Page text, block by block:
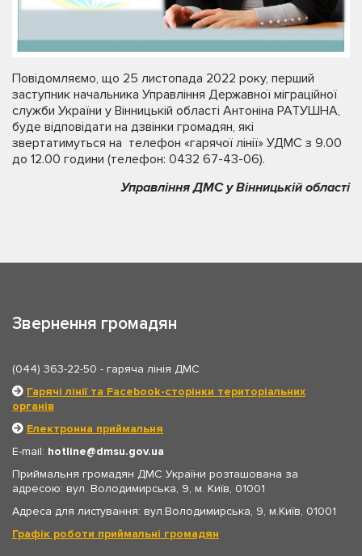
Повідомляємо, що 25 листопада 2022 року, перший
заступник начальника Управління Державної міграційної
служби України у Вінницькій області Антоніна РАТУШНА,
буде відповідати на дзвінки громадян, які
звертатимуться на телефон «гарячої лінії» УДМС з 9.00
до 12.00 години (телефон: 0432 67-43-06).
Управління ДМС у Вінницькій області
Звернення громадян
(044) 363-22-50 - гаряча лінія ДМС
Гарячі лінії та Facebook-сторінки територіальних
органів
Електронна приймальня
E-mail: hotline
dmsu.gov.ua
Приймальня громадян ДМС України розташована за
адресою: вул. Володимирська, 9, м. Київ, 01001
Адреса для листування: вул.Володимирська, 9, м.Київ, 01001
Графік роботи приймальні громадян